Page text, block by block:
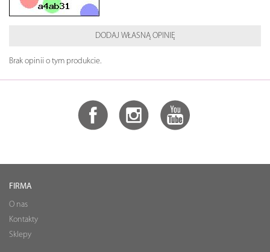
DODAJ WŁASNĄ OPINIĘ
Brak opinii o tym produkcie.
FIRMA
O nas
Kontakty
Sklepy